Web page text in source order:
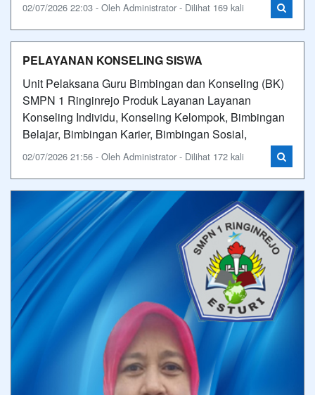
02/07/2026 22:03 - Oleh Administrator - Dilihat 169 kali
PELAYANAN KONSELING SISWA
Unit Pelaksana Guru Bimbingan dan Konseling (BK)
SMPN 1 Ringinrejo Produk Layanan Layanan
Konseling Individu, Konseling Kelompok, Bimbingan
Belajar, Bimbingan Karier, Bimbingan Sosial,
02/07/2026 21:56 - Oleh Administrator - Dilihat 172 kali